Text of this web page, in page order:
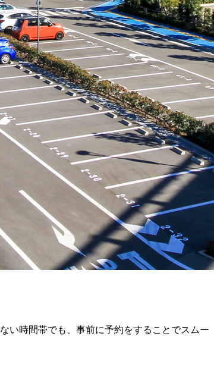
い時間帯でも、事前に予約をすることでスムー